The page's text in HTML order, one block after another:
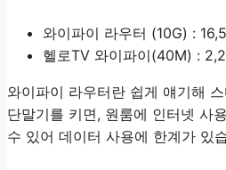
와이파이 라우터 (10G) :
헬로TV 와이파이(40M) :
와이파이 라우터란 쉽게 얘기해
단말기를 키면, 원룸에 인터넷 사
수 있어 데이터 사용에 한계가 있